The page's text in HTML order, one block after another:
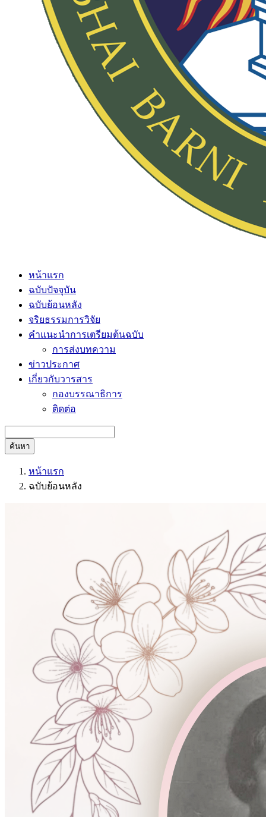
หน้าแรก
ฉบับปัจจุบัน
ฉบับย้อนหลัง
จริยธรรมการวิจัย
คำแนะนำการเตรียมต้นฉบับ
การส่งบทความ
ข่าวประกาศ
เกี่ยวกับวารสาร
กองบรรณาธิการ
ติดต่อ
ค้นหา
หน้าแรก
ฉบับย้อนหลัง